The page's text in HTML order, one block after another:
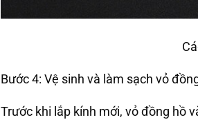
Bước 4: Vệ sinh và làm sạch vỏ
Trước khi lắp kính mới, vỏ đồng hồ